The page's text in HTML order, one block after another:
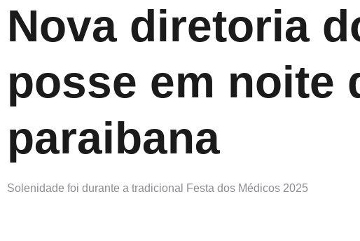
Nova diretoria
posse em noite
paraibana
Solenidade foi durante a tradicional Festa dos Médicos 2025